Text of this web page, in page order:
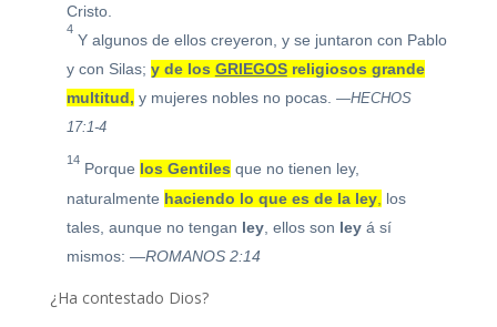
Cristo.
4
Y algunos de ellos creyeron, y se juntaron con Pablo
y con Silas; y de los GRIEGOSreligiosos grande
multitud, y mujeres nobles no pocas. —HECHOS
17:1-4
14 Porque los Gentiles que no tienen ley,
naturalmente haciendo lo que es de la ley, los
tales, aunque no tengan ley, ellos son leyá sí
mismos: —ROMANOS 2:14
¿Ha contestado Dios?